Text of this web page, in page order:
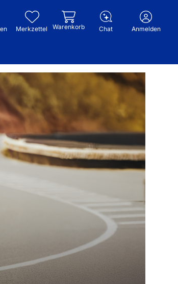
Merkzettel Warenkorb Chat Anmelden